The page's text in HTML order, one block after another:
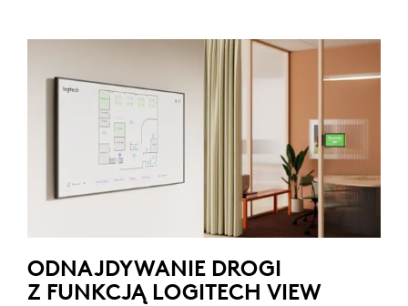
ODNAJDYWANIE DROGI
Z FUNKCJĄ LOGITECH VIEW